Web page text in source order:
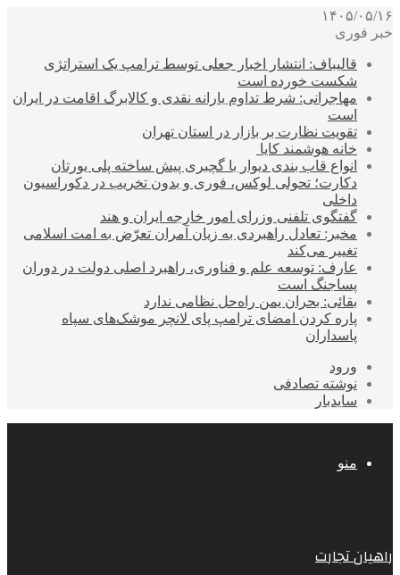
۱۴۰۵/۰۵/۱۶
خبر فوری
قالیباف: انتشار اخبار جعلی توسط ترامپ یک استراتژی
شکست خورده است
مهاجرانی: شرط تداوم یارانه نقدی و کالابرگ اقامت در ایران
است
تقویت نظارت بر بازار در استان تهران
خانه هوشمند کایا
انواع قاب بندی دیوار با گچبری پیش ساخته پلی یورتان
دکارت؛ تحولی لوکس، فوری و بدون تخریب در دکوراسیون
داخلی
گفتگوی تلفنی وزرای امور خارجه ایران و هند
مخبر: تعادل راهبردی به زیان آمران تعرّض به امت اسلامی
تغییر می‌کند
عارف: توسعه علم و فناوری، راهبرد اصلی دولت در دوران
پساجنگ است
بقائی: بحران یمن راه‌حل نظامی ندارد
پاره کردن امضای ترامپ پای لانچر موشک‌های سپاه
پاسداران
ورود
نوشته تصادفی
سایدبار
منو
راهیان تجارت